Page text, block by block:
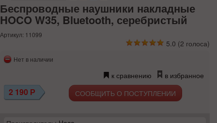
Беспроводные наушники накладные
HOCO W35, Bluetooth, серебристый
Артикул: 11099
5.0 (2 голоса)
Нет в наличии
к сравнению в избранное
2 190 Р СООБЩИТЬ О ПОСТУПЛЕНИИ